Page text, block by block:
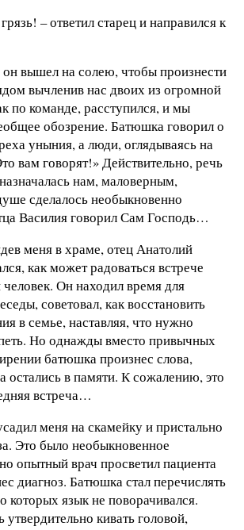
– ответил старец и направился к
вышел на солею, чтобы произнести
вычленив нас двоих из огромной
по команде, расступился, и мы
обозрение. Батюшка говорил о
уныния, а люди, оглядываясь на
вам говорят!» Действительно, речь
нам, маловерным,
сделалось необыкновенно
Василия говорил Сам Господь…
меня в храме, отец Анатолий
как может радоваться встрече
Он находил время для
советовал, как восстановить
в семье, наставляя, что нужно
Но однажды вместо привычных
батюшка произнес слова,
остались в памяти. К сожалению, это
встреча…
меня на скамейку и пристально
Это было необыкновенное
опытный врач просветил пациента
диагноз. Батюшка стал перечислять
которых язык не поворачивался.
кивать головой,